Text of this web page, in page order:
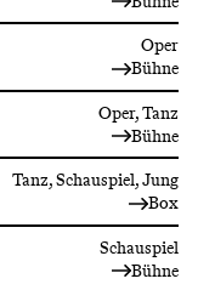
Oper
Bühne
Oper, Tanz
Bühne
Tanz, Schauspiel, Jung
Box
Schauspiel
Bühne